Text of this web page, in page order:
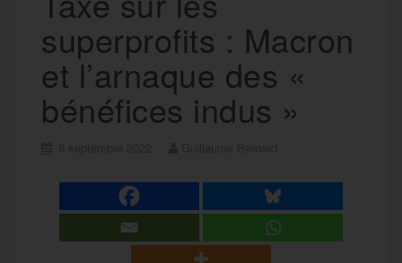
superprofits : Macron
et l’arnaque des «
bénéfices indus »